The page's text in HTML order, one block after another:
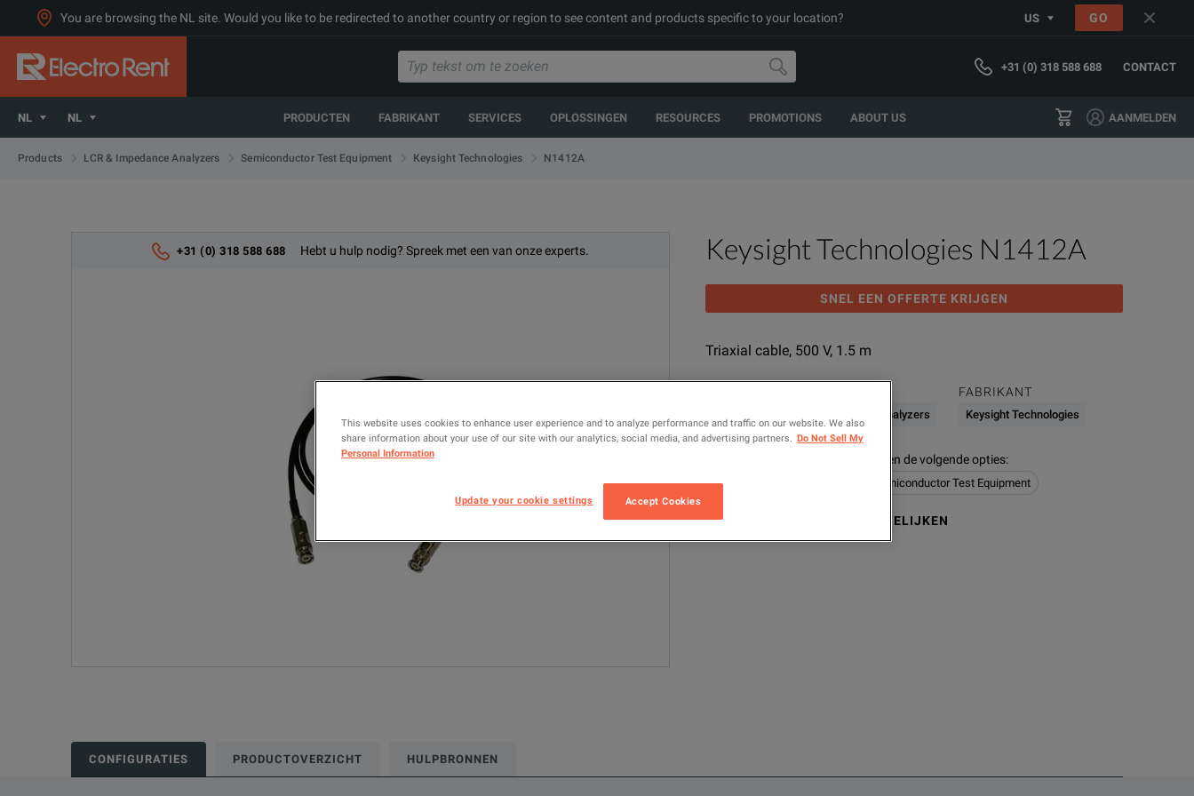
You are browsing the NL site. Would you like to be redirected to another country or region to see content and products specific to your location? US GO
+31 (0) 318 588 688 CONTACT
NL NL PRODUCTEN FABRIKANT SERVICES OPLOSSINGEN RESOURCES PROMOTIONS ABOUT US AANMELDEN
Products LCR & Impedance Analyzers Semiconductor Test Equipment Keysight Technologies N1412A
+31 (0) 318 588 688 Hebt u hulp nodig? Spreek met een van onze experts. Keysight Technologies N1412A
SNEL EEN OFFERTE KRIJGEN
Triaxial cable, 500 V, 1.5 m
LCR / Impedance Analyzers
FABRIKANT
Keysight Technologies
Geconfigureerde modellen bevatten de volgende opties:
LCR / Impedance Analyzers Semiconductor Test Equipment
TOEVOEGEN OM TE VERGELIJKEN
CONFIGURATIES PRODUCTOVERZICHT HULPBRONNEN
This website uses cookies to enhance user experience and to analyze performance and traffic on our website. We also
share information about your use of our site with our analytics, social media, and advertising partners. Do Not Sell My
Personal Information
Update your cookie settings Accept Cookies